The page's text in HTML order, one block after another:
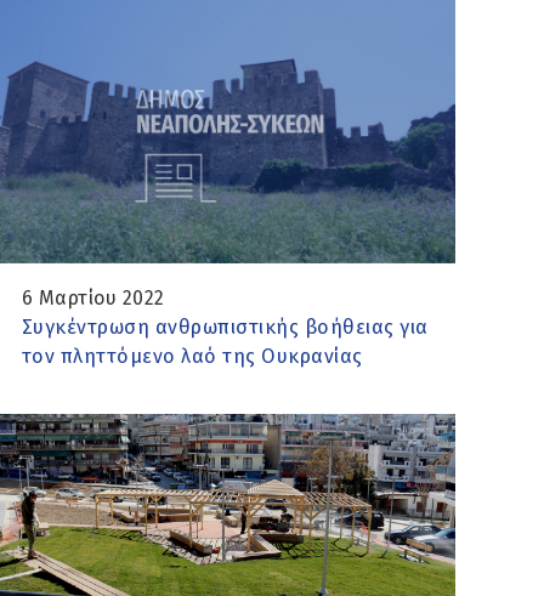
6 Μαρτίου 2022
Συγκέντρωση ανθρωπιστικής βοήθειας για
τον πληττόμενο λαό της Ουκρανίας